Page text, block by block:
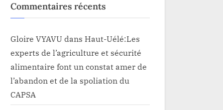
Commentaires récents
Gloire VYAVU dans Haut-Uélé:Les
experts de l’agriculture et sécurité
alimentaire font un constat amer de
l’abandon et de la spoliation du
CAPSA